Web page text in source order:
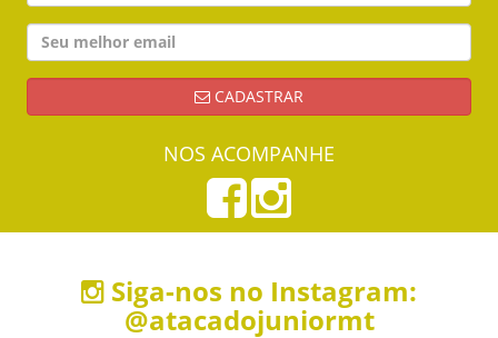
CADASTRAR
NOS ACOMPANHE
Siga-nos no Instagram:
@atacadojuniormt